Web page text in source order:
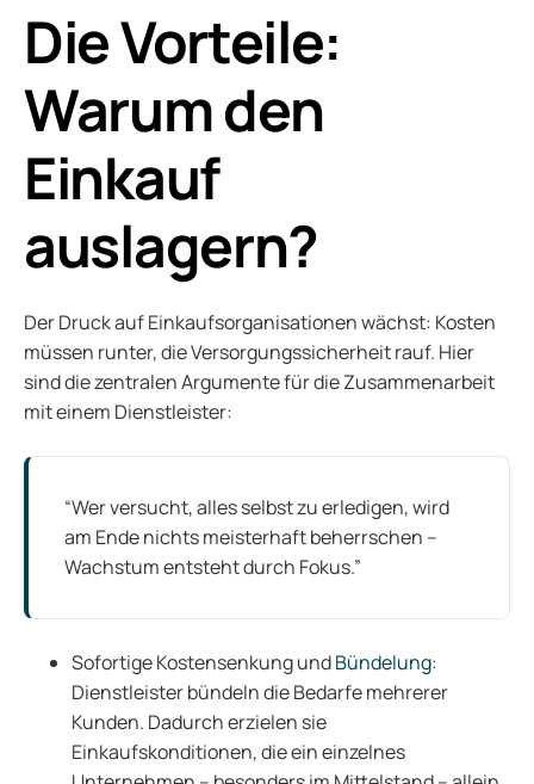
Die Vorteile:
Warum den
Einkauf
auslagern?
Der Druck auf Einkaufsorganisationen wächst: Kosten
müssen runter, die Versorgungssicherheit rauf. Hier
sind die zentralen Argumente für die Zusammenarbeit
mit einem Dienstleister:
“Wer versucht, alles selbst zu erledigen, wird
am Ende nichts meisterhaft beherrschen –
Wachstum entsteht durch Fokus.”
Sofortige Kostensenkung undBündelung:
Dienstleister bündeln die Bedarfe mehrerer
Kunden. Dadurch erzielen sie
Einkaufskonditionen, die ein einzelnes